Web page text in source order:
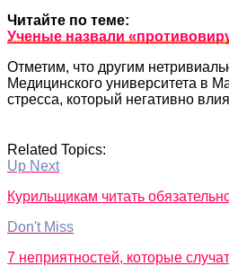
Читайте по теме:
Ученые назвали
Отметим, что другим
Медицинского университета в
стресса, который негативно
Related Topics:
Up Next
Курильщикам читать
Don't Miss
7 неприятностей, которые